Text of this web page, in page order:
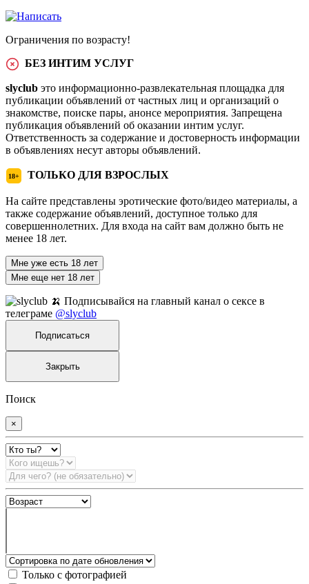
Ограничения по возрасту!
БЕЗ ИНТИМ УСЛУГ
slyclub это информационно-развлекательная площадка для
публикации объявлений от частных лиц и организаций о
знакомстве, поиске пары, анонсе мероприятия. Запрещена
публикация объявлений об оказании интим услуг.
Ответственность за содержание и достоверность информации
в объявлениях несут авторы объявлений.
18+ ТОЛЬКО ДЛЯ ВЗРОСЛЫХ
На сайте представлены эротические фото/видео материалы, а
также содержание объявлений, доступное только для
совершеннолетних. Для входа на сайт вам должно быть не
менее 18 лет.
Мне уже есть 18 лет
Мне еще нет 18 лет
🍌 Подписывайся на главный канал о сексе в
телеграме @slyclub
Подписаться
Закрыть
Поиск
×
Только с фотографией